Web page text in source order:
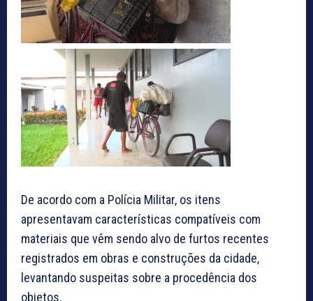
De acordo com a Polícia Militar, os itens
apresentavam características compatíveis com
materiais que vêm sendo alvo de furtos recentes
registrados em obras e construções da cidade,
levantando suspeitas sobre a procedência dos
objetos.